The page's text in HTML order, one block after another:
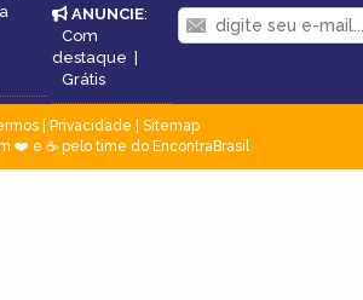
ANUNCIE:
Com
destaque |
Grátis
| Privacidade
Sitemap
❤️ e ☕ pelo time do EncontraBrasil